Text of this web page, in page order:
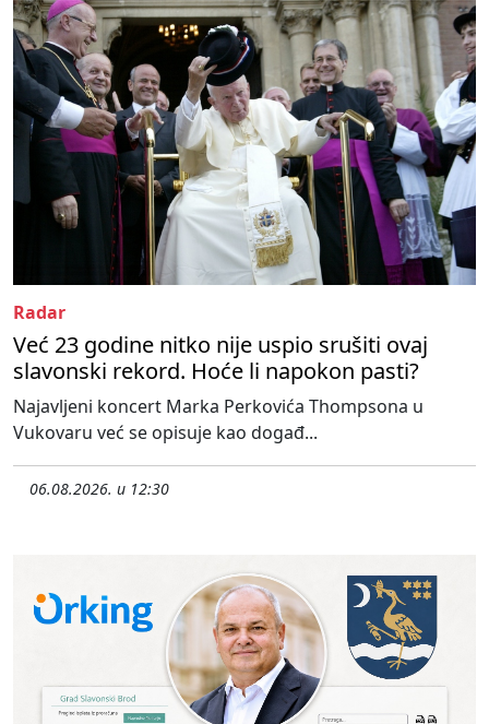
Radar
Već 23 godine nitko nije uspio srušiti ovaj
slavonski rekord. Hoće li napokon pasti?
Najavljeni koncert Marka Perkovića Thompsona u
Vukovaru već se opisuje kao događ...
06.08.2026. u 12:30